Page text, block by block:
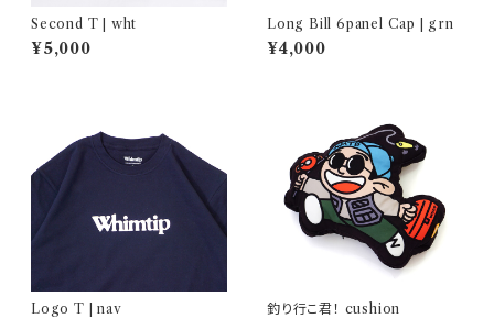
Second T | wht
¥5,000
Long Bill 6panel Cap | grn
¥4,000
Logo T | nav 釣り行こ君！ cushion